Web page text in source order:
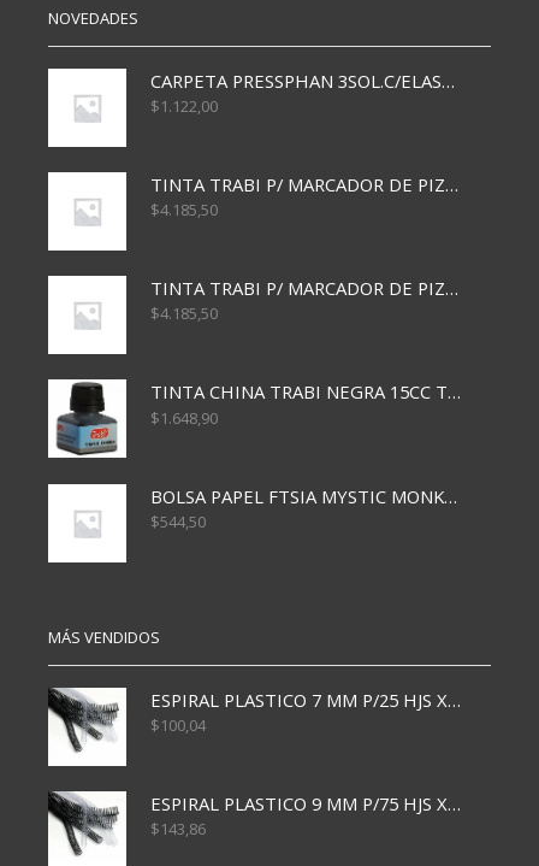
NOVEDADES
CARPETA PRESSPHAN 3SOL.C/ELAST MARRON A4 P01A
$1.122,00
TINTA TRABI P/ MARCADOR DE PIZARRA x30ml AZUL
$4.185,50
TINTA TRABI P/ MARCADOR DE PIZARRA x30ml ROJO
$4.185,50
TINTA CHINA TRABI NEGRA 15CC TR3460
$1.648,90
BOLSA PAPEL FTSIA MYSTIC MONKEY 14/08/20
$544,50
MÁS VENDIDOS
ESPIRAL PLASTICO 7 MM P/25 HJS X50x3000
$100,04
ESPIRAL PLASTICO 9 MM P/75 HJS X50X2400
$143,86